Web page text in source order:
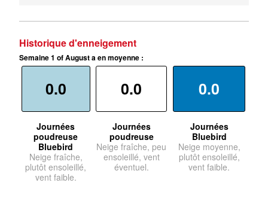
Historique d'enneigement
Semaine 1 of August a en moyenne :
0.0
Journées
poudreuse
Bluebird
Neige fraîche,
plutôt ensoleillé,
vent faible.
0.0
Journées
poudreuse
Neige fraîche, peu
ensoleillé, vent
éventuel.
0.0
Journées
Bluebird
Neige moyenne,
plutôt ensoleillé,
vent faible.